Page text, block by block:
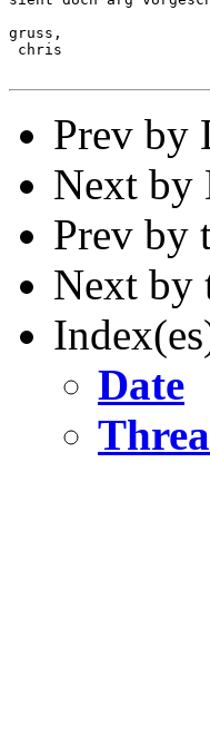
gruss,
chris
Prev by
Next by
Prev by
Next by
Date